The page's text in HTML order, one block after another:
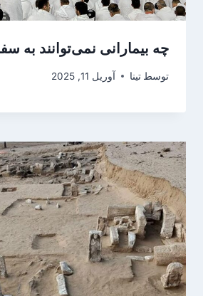
چه بیمارانی نمی‌توانند به
توسط تینا آوریل 11, 2025